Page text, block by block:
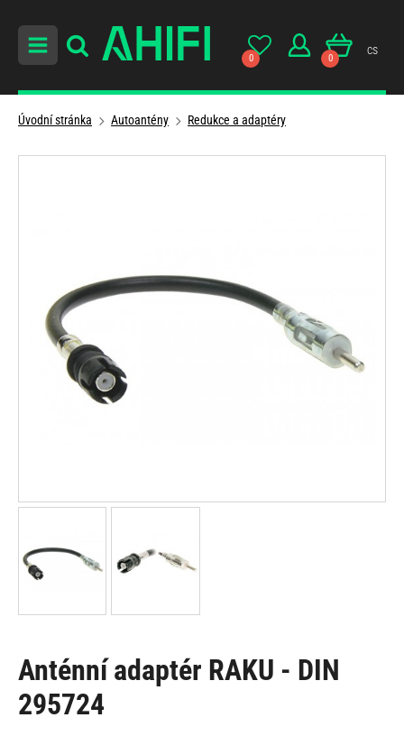
0 0
cs
Úvodní stránka Autoantény Redukce a adaptéry
Anténní adaptér RAKU - DIN
295724